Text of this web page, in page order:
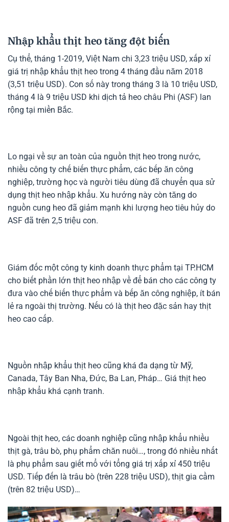
Nhập khẩu thịt heo tăng đột biến
Cụ thể, tháng 1-2019, Việt Nam chi 3,23 triệu USD, xấp xỉ
giá trị nhập khẩu thịt heo trong 4 tháng đầu năm 2018
(3,51 triệu USD). Con số này trong tháng 3 là 10 triệu USD,
tháng 4 là 9 triệu USD khi dịch tả heo châu Phi (ASF) lan
rộng tại miền Bắc.
Lo ngại về sự an toàn của nguồn thịt heo trong nước,
nhiều công ty chế biến thực phẩm, các bếp ăn công
nghiệp, trường học và người tiêu dùng đã chuyển qua sử
dụng thịt heo nhập khẩu. Xu hướng này còn tăng do
nguồn cung heo đã giảm mạnh khi lượng heo tiêu hủy do
ASF đã trên 2,5 triệu con.
Giám đốc một công ty kinh doanh thực phẩm tại TP.HCM
cho biết phần lớn thịt heo nhập về để bán cho các công ty
đưa vào chế biến thực phẩm và bếp ăn công nghiệp, ít bán
lẻ ra ngoài thị trường. Nếu có là thịt heo đặc sản hay thịt
heo cao cấp.
Nguồn nhập khẩu thịt heo cũng khá đa dạng từ Mỹ,
Canada, Tây Ban Nha, Đức, Ba Lan, Pháp… Giá thịt heo
nhập khẩu khá cạnh tranh.
Ngoài thịt heo, các doanh nghiệp cũng nhập khẩu nhiều
thịt gà, trâu bò, phụ phẩm chăn nuôi…, trong đó nhiều nhất
là phụ phẩm sau giết mổ với tổng giá trị xấp xỉ 450 triệu
USD. Tiếp đến là trâu bò (trên 228 triệu USD), thịt gia cầm
(trên 82 triệu USD)…